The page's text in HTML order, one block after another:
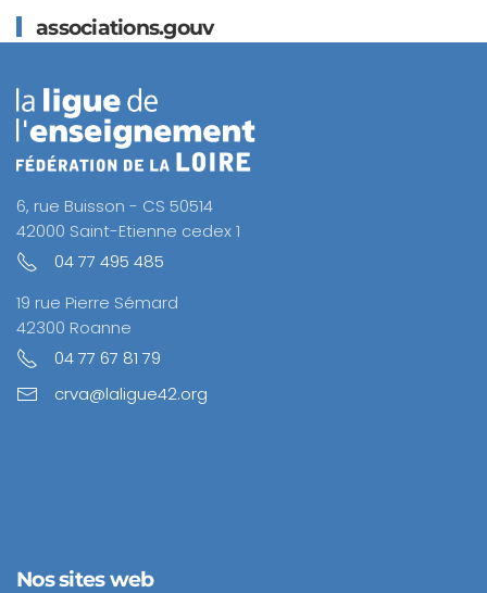
associations.gouv
6, rue Buisson - CS 50514
42000 Saint-Etienne cedex 1
04 77 495 485
19 rue Pierre Sémard
42300 Roanne
04 77 67 81 79
crva@laligue42.org
Nos sites web